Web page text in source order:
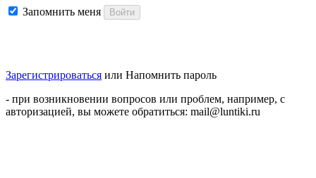
Запомнить меня Войти
Зарегистрироваться или Напомнить пароль
- при возникновении вопросов или проблем, например, с
авторизацией, вы можете обратиться: mail@luntiki.ru